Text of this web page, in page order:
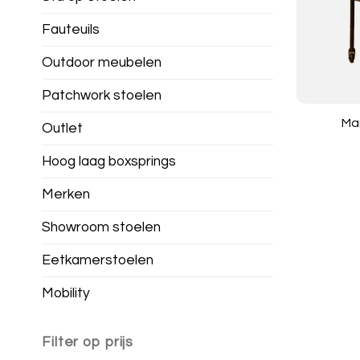
Fauteuils
Outdoor meubelen
Patchwork stoelen
Outlet
Hoog laag boxsprings
Merken
Showroom stoelen
Eetkamerstoelen
Mobility
Filter op prijs